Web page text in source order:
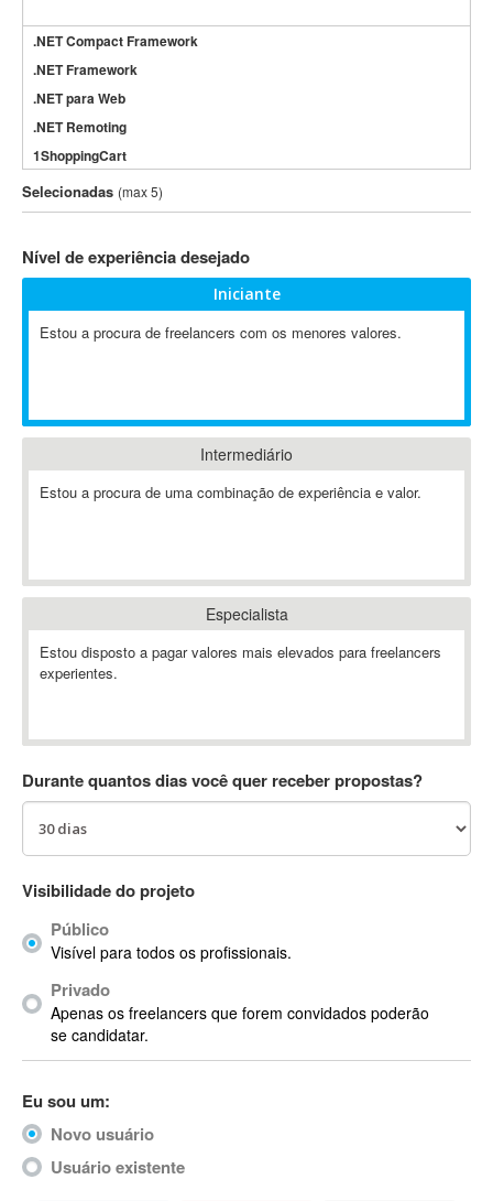
.NET Compact Framework
.NET Framework
.NET para Web
.NET Remoting
1ShoppingCart
3DS Max
3GSM
802.11
A-GPS
ABAP
Abaqus
ABBYY FineReader
Ableton
Ableton Push
Abstract
AC3
ACID Pro
ACPI
Acrobat
Acrobat X
Acronis
ACT
Actimize
ActionScript
ActionScript 3
Selecionadas (max 5)
Nível de experiência desejado
Iniciante
Estou a procura de freelancers com os menores valores.
Intermediário
Estou a procura de uma combinação de experiência e valor.
Especialista
Estou disposto a pagar valores mais elevados para freelancers
experientes.
Durante quantos dias você quer receber propostas?
Visibilidade do projeto
Público
Visível para todos os profissionais.
Privado
Apenas os freelancers que forem convidados poderão
se candidatar.
Eu sou um:
Novo usuário
Usuário existente